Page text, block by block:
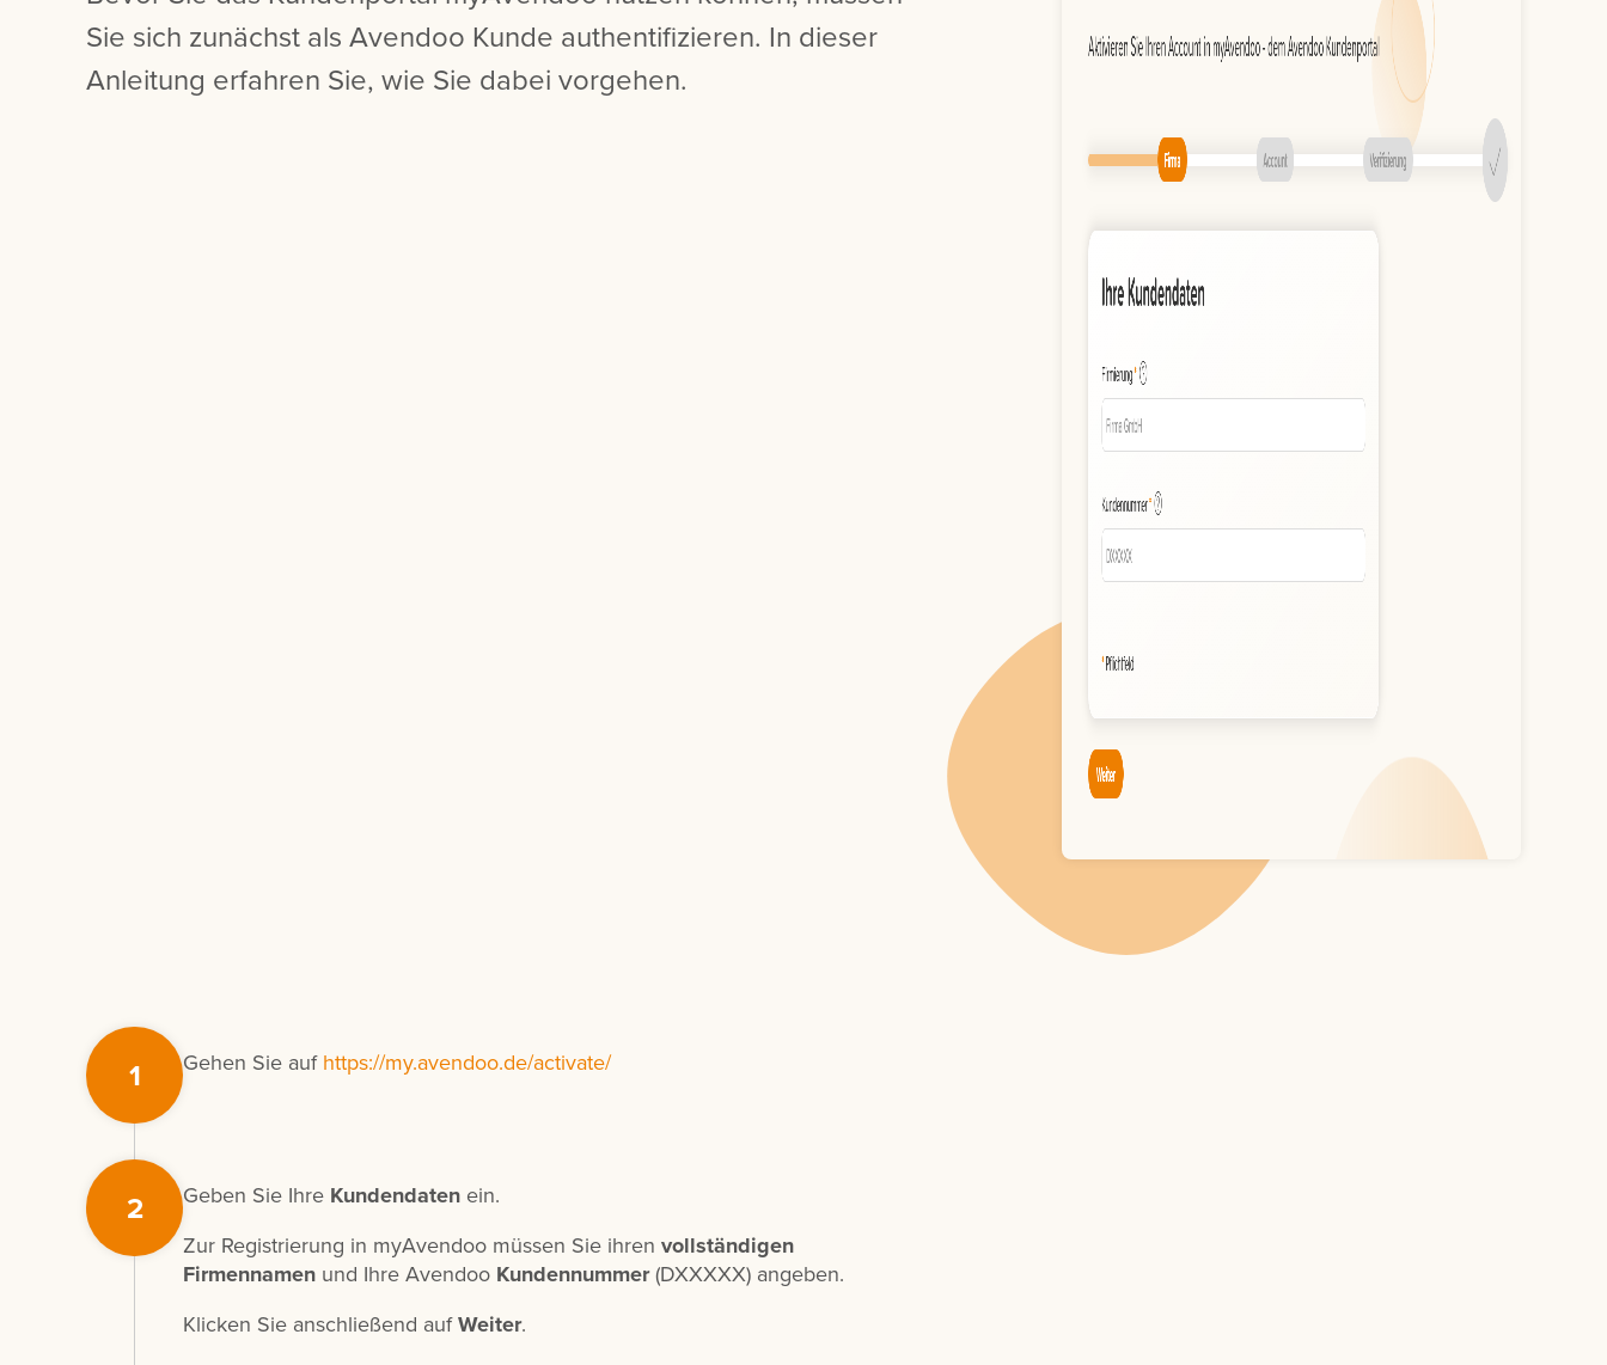
Sie sich zunächst als Avendoo Kunde authentifizieren. In dieser
Anleitung erfahren Sie, wie Sie dabei vorgehen.
1 Gehen Sie aufhttps://my.avendoo.de/activate/
2 Geben Sie Ihre Kundendaten ein.
Zur Registrierung in myAvendoo müssen Sie ihren vollständigen
Firmennamen und Ihre Avendoo Kundennummer(DXXXXX) angeben.
Klicken Sie anschließend aufWeiter.